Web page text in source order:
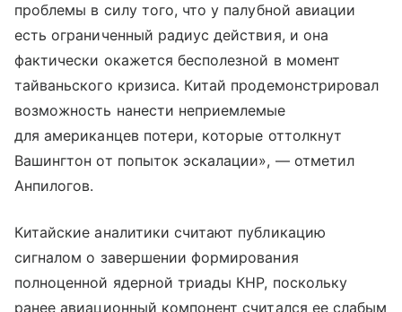
проблемы в силу того, что у палубной авиации
есть ограниченный радиус действия, и она
фактически окажется бесполезной в момент
тайваньского кризиса. Китай продемонстрировал
возможность нанести неприемлемые
для американцев потери, которые оттолкнут
Вашингтон от попыток эскалации», — отметил
Анпилогов.
Китайские аналитики считают публикацию
сигналом о завершении формирования
полноценной ядерной триады КНР, поскольку
ранее авиационный компонент считался ее слабым